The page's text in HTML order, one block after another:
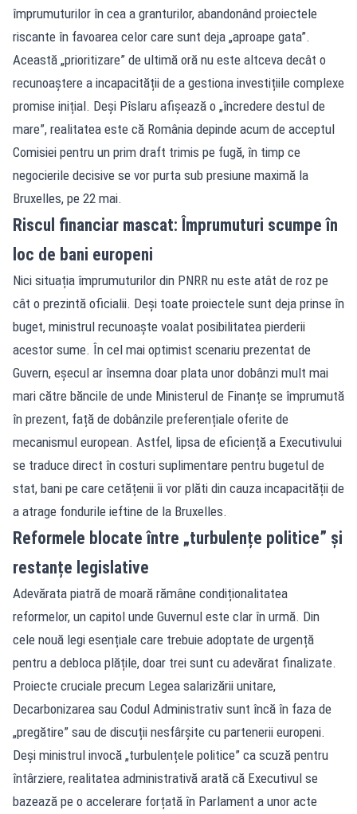
împrumuturilor în cea a granturilor, abandonând proiectele
riscante în favoarea celor care sunt deja „aproape gata”.
Această „prioritizare” de ultimă oră nu este altceva decât o
recunoaștere a incapacității de a gestiona investițiile complexe
promise inițial. Deși Pîslaru afișează o „încredere destul de
mare”, realitatea este că România depinde acum de acceptul
Comisiei pentru un prim draft trimis pe fugă, în timp ce
negocierile decisive se vor purta sub presiune maximă la
Bruxelles, pe 22 mai.
Riscul financiar mascat: Împrumuturi scumpe în
loc de bani europeni
Nici situația împrumuturilor din PNRR nu este atât de roz pe
cât o prezintă oficialii. Deși toate proiectele sunt deja prinse în
buget, ministrul recunoaște voalat posibilitatea pierderii
acestor sume. În cel mai optimist scenariu prezentat de
Guvern, eșecul ar însemna doar plata unor dobânzi mult mai
mari către băncile de unde Ministerul de Finanțe se împrumută
în prezent, față de dobânzile preferențiale oferite de
mecanismul european. Astfel, lipsa de eficiență a Executivului
se traduce direct în costuri suplimentare pentru bugetul de
stat, bani pe care cetățenii îi vor plăti din cauza incapacității de
a atrage fondurile ieftine de la Bruxelles.
Reformele blocate între „turbulențe politice” și
restanțe legislative
Adevărata piatră de moară rămâne condiționalitatea
reformelor, un capitol unde Guvernul este clar în urmă. Din
cele nouă legi esențiale care trebuie adoptate de urgență
pentru a debloca plățile, doar trei sunt cu adevărat finalizate.
Proiecte cruciale precum Legea salarizării unitare,
Decarbonizarea sau Codul Administrativ sunt încă în faza de
„pregătire” sau de discuții nesfârșite cu partenerii europeni.
Deși ministrul invocă „turbulențele politice” ca scuză pentru
întârziere, realitatea administrativă arată că Executivul se
bazează pe o accelerare forțată în Parlament a unor acte